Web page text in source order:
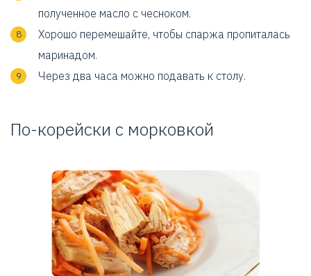
полученное масло с чесноком.
Хорошо перемешайте, чтобы спаржа пропиталась
маринадом.
Через два часа можно подавать к столу.
По-корейски с морковкой